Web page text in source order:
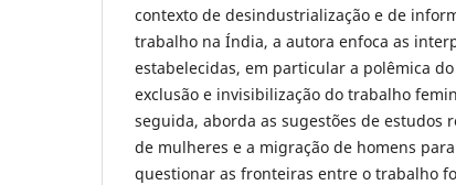
contexto de desindustrialização e de
trabalho na Índia, a autora enfoca as
estabelecidas, em particular a polêmica
exclusão e invisibilização do trabalho
seguida, aborda as sugestões de estudos
de mulheres e a migração de homens
questionar as fronteiras entre o trabalho